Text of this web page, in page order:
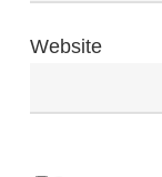
Website